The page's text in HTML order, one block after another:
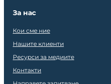
За нас
Кои сме ние
Нашите клиенти
Ресурси за медиите
Контакти